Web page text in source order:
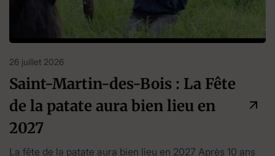
26 juillet 2026
Saint-Martin-des-Bois : La Fête
de la patate aura bien lieu en
2027
La fête de la patate aura bien lieu en 2027 Après 10 ans